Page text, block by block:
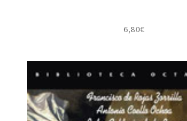
6,80€